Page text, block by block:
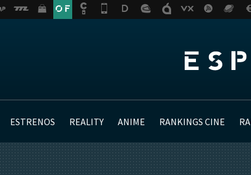
ESTRENOS REALITY ANIME RANKINGS CINE